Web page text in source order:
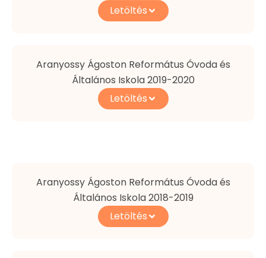
Letöltés
Aranyossy Ágoston Református Óvoda és
Általános Iskola 2019-2020
Letöltés
Aranyossy Ágoston Református Óvoda és
Általános Iskola 2018-2019
Letöltés